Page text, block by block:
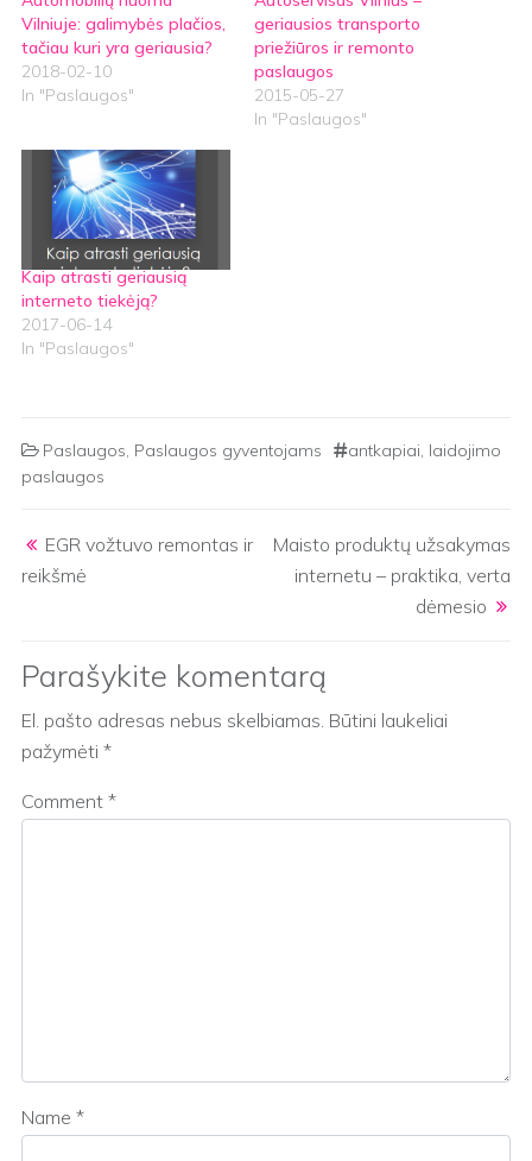
Vilniuje: galimybės plačios,
tačiau kuri yra geriausia?
2018-02-10
In "Paslaugos"
geriausios transporto
priežiūros ir remonto
paslaugos
2015-05-27
In "Paslaugos"
Kaip atrasti geriausią
interneto tiekėją?
2017-06-14
In "Paslaugos"
Paslaugos, Paslaugos gyventojams antkapiai, laidojimo
paslaugos
EGR vožtuvo remontas ir
reikšmė
Maisto produktų užsakymas
internetu – praktika, verta
dėmesio
Parašykite komentarą
El. pašto adresas nebus skelbiamas. Būtini laukeliai
pažymėti *
Comment *
Name *